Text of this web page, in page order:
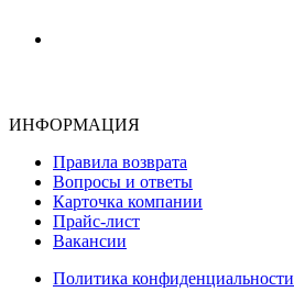
ИНФОРМАЦИЯ
Правила возврата
Вопросы и ответы
Карточка компании
Прайс-лист
Вакансии
Политика конфиденциальности